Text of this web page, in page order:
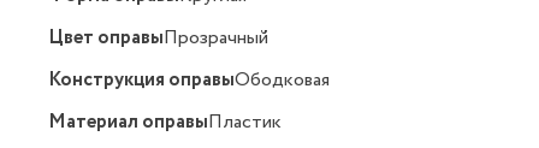
Цвет оправыПрозрачный
Конструкция оправыОбодковая
Материал оправыПластик